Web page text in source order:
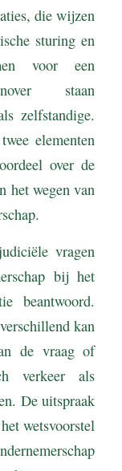
die wijzen
sturing en
voor een
staan
zelfstandige.
elementen
over de
het wegen van
vragen
bij het
beantwoord.
kan
de vraag of
verkeer als
De uitspraak
wetsvoorstel